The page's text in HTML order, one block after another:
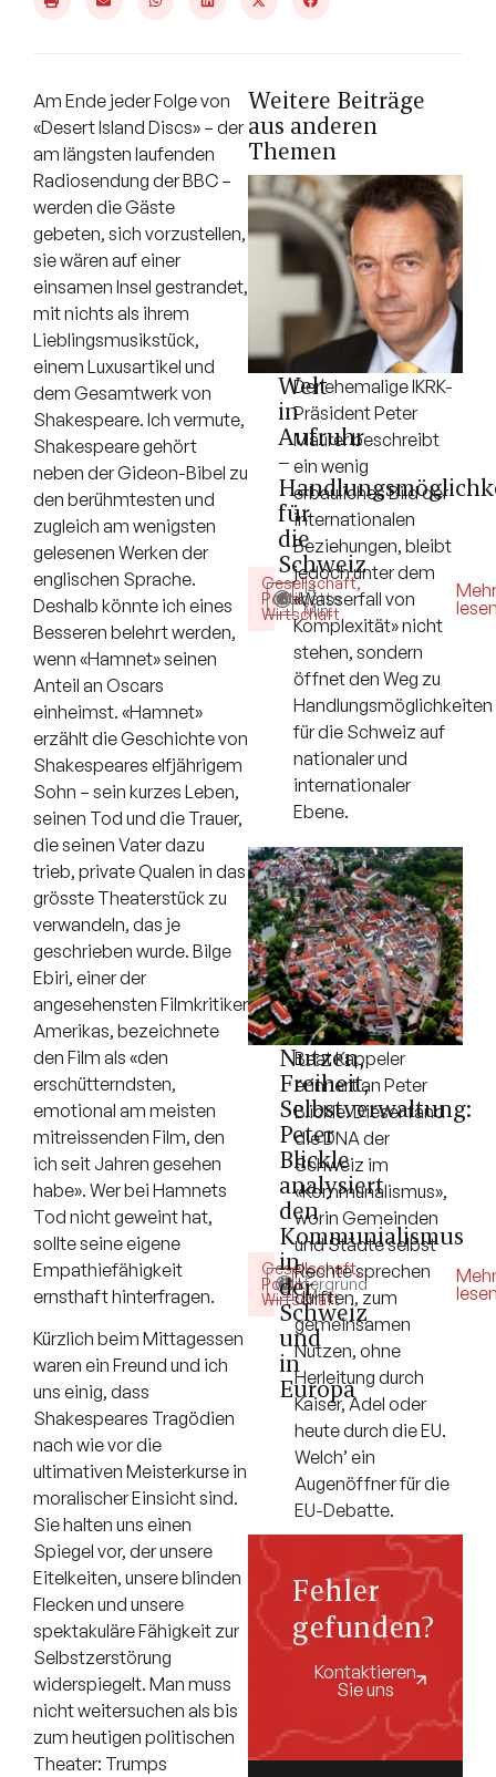
Am Ende jeder Folge von
«Desert Island Discs» – der
am längsten laufenden
Radiosendung der BBC –
werden die Gäste
gebeten, sich vorzustellen,
sie wären auf einer
einsamen Insel gestrandet,
mit nichts als ihrem
Lieblingsmusikstück,
einem Luxusartikel und
dem Gesamtwerk von
Shakespeare. Ich vermute,
Shakespeare gehört
neben der Gideon-Bibel zu
den berühmtesten und
zugleich am wenigsten
gelesenen Werken der
englischen Sprache.
Deshalb könnte ich eines
Besseren belehrt werden,
wenn «Hamnet» seinen
Anteil an Oscars
einheimst. «Hamnet»
erzählt die Geschichte von
Shakespeares elfjährigem
Sohn – sein kurzes Leben,
seinen Tod und die Trauer,
die seinen Vater dazu
trieb, private Qualen in das
grösste Theaterstück zu
verwandeln, das je
geschrieben wurde. Bilge
Ebiri, einer der
angesehensten Filmkritiker
Amerikas, bezeichnete
den Film als «den
erschütterndsten,
emotional am meisten
mitreissenden Film, den
ich seit Jahren gesehen
habe». Wer bei Hamnets
Tod nicht geweint hat,
sollte seine eigene
Empathiefähigkeit
ernsthaft hinterfragen.
Kürzlich beim Mittagessen
waren ein Freund und ich
uns einig, dass
Shakespeares Tragödien
nach wie vor die
ultimativen Meisterkurse in
moralischer Einsicht sind.
Sie halten uns einen
Spiegel vor, der unsere
Eitelkeiten, unsere blinden
Flecken und unsere
spektakuläre Fähigkeit zur
Selbstzerstörung
widerspiegelt. Man muss
nicht weitersuchen als bis
zum heutigen politischen
Theater: Trumps
Weitere Beiträge
aus anderen
Themen
Gesellschaft,
Politik,
Wirtschaft
Debatte
14
Min.
Welt
in
Aufruhr
–
für
die
Schweiz
Der ehemalige IKRK-
Präsident Peter
Maurer beschreibt
ein wenig
erbauliches Bild der
internationalen
Beziehungen, bleibt
jedoch unter dem
«Wasserfall von
Komplexität» nicht
stehen, sondern
öffnet den Weg zu
Handlungsmöglichkeiten
für die Schweiz auf
nationaler und
internationaler
Ebene.
Gesellschaft,
Politik,
Wirtschaft
Hintergrund
5
Min.
Nutzen,
Freiheit,
Selbstverwaltung:
Peter
Blickle
analysiert
den
Kommunialismus
in
der
Schweiz
und
in
Europa
Beat Kappeler
erinnert an Peter
Blickle. Dieser fand
die DNA der
Schweiz im
«Kommunalismus»,
worin Gemeinden
und Städte selbst
Rechte sprechen
durften, zum
gemeinsamen
Nutzen, ohne
Herleitung durch
Kaiser, Adel oder
heute durch die EU.
Welch’ ein
Augenöffner für die
EU-Debatte.
Fehler
gefunden?
Kontaktieren
Sie uns